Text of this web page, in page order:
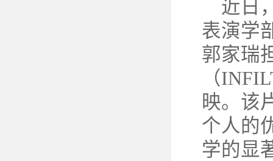
近日
表演学
郭家瑞
（
映。该
个人的
学的显